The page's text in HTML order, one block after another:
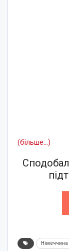
(більше…)
Німеччина